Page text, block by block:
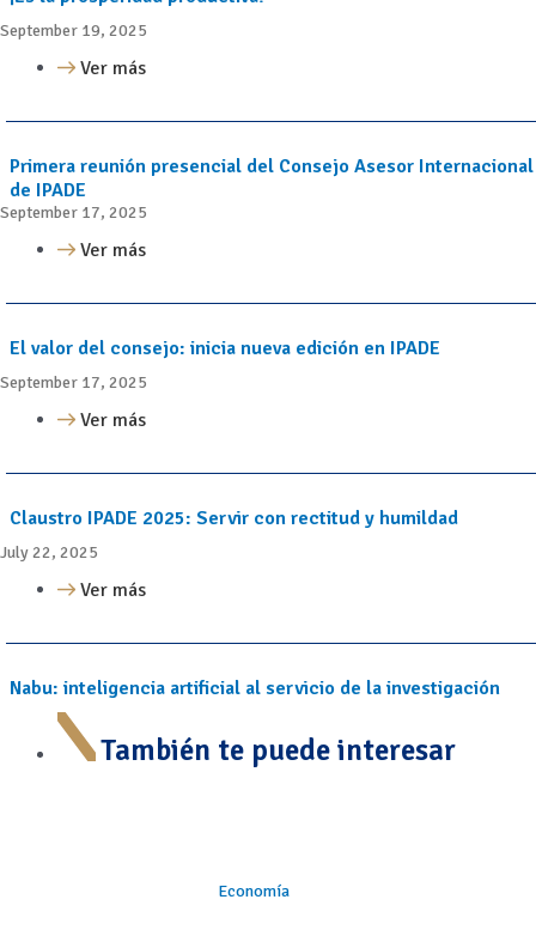
September 19, 2025
Ver más
Primera reunión presencial del Consejo Asesor Internacional
de IPADE
September 17, 2025
Ver más
El valor del consejo: inicia nueva edición en IPADE
September 17, 2025
Ver más
Claustro IPADE 2025: Servir con rectitud y humildad
July 22, 2025
Ver más
Nabu: inteligencia artificial al servicio de la investigación
También te puede interesar
Economía